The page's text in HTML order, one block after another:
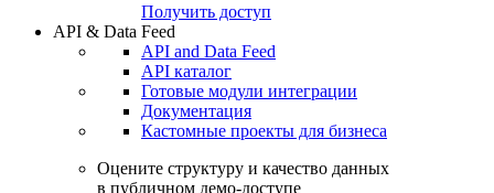
Получить доступ
API & Data Feed
API and Data Feed
API каталог
Готовые модули интеграции
Документация
Кастомные проекты для бизнеса
Оцените структуру и качество данных
в публичном демо-доступе